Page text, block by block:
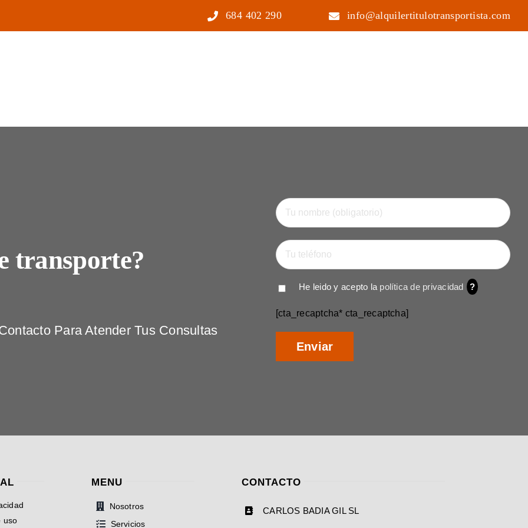
684 402 290 info@alquilertitulotransportista.com
transporte?
Para Atender Tus Consultas
He leido y acepto la política de privacidad ?
[cta_recaptcha* cta_recaptcha]
uso
MENU
Nosotros
Servicios
CONTACTO
CARLOS BADIA GIL SL